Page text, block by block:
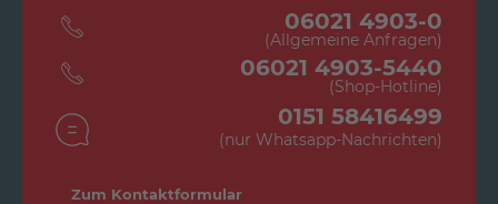
06021 4903-0
(Allgemeine Anfragen)
06021 4903-5440
(Shop-Hotline)
0151 58416499
(nur Whatsapp-Nachrichten)
Zum Kontaktformular